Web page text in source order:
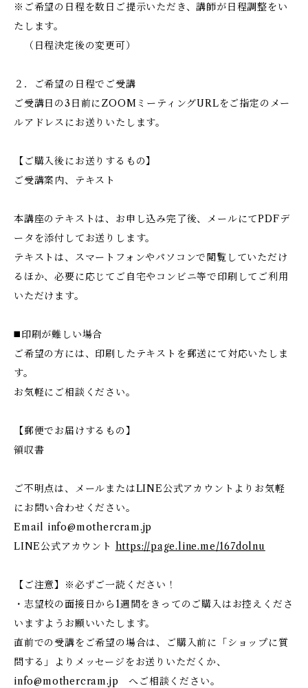
※ご希望の日程を数日ご提示いただき、講師が日程調整をい
たします。
（日程決定後の変更可）
２．ご希望の日程でご受講
ご受講日の3日前にZOOMミーティングURLをご指定のメー
ルアドレスにお送りいたします。
【ご購入後にお送りするもの】
ご受講案内、テキスト
本講座のテキストは、お申し込み完了後、メールにてPDFデ
ータを添付してお送りします。
テキストは、スマートフォンやパソコンで閲覧していただけ
るほか、必要に応じてご自宅やコンビニ等で印刷してご利用
いただけます。
◼️印刷が難しい場合
ご希望の方には、印刷したテキストを郵送にて対応いたしま
す。
お気軽にご相談ください。
【郵便でお届けするもの】
領収書
ご不明点は、メールまたはLINE公式アカウントよりお気軽
にお問い合わせください。
Email info@mothercram.jp
LINE公式アカウント https://page.line.me/167dolnu
【ご注意】※必ずご一読ください！
・志望校の面接日から1週間をきってのご購入はお控えくださ
いますようお願いいたします。
直前での受講をご希望の場合は、ご購入前に「ショップに質
問する」よりメッセージをお送りいただくか、
info@mothercram.jp へご相談ください。